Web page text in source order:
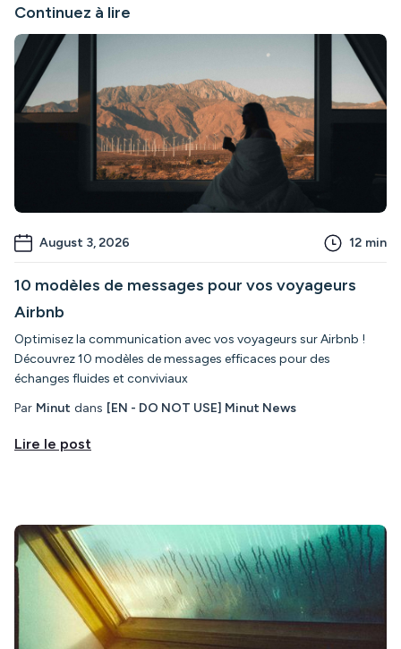
Continuez à lire
August 3, 2026 12 min
10 modèles de messages pour vos voyageurs
Airbnb
Optimisez la communication avec vos voyageurs sur Airbnb !
Découvrez 10 modèles de messages efficaces pour des
échanges fluides et conviviaux
Par Minut dans [EN - DO NOT USE] Minut News
Lire le post